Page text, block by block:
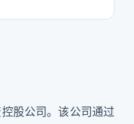
股公司。该公司通过